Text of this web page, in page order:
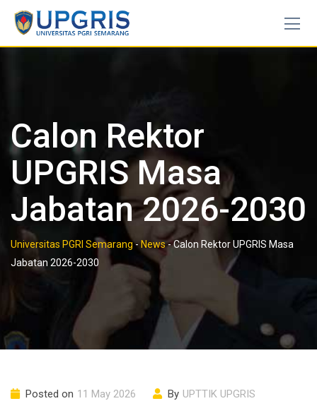
Calon Rektor
UPGRIS Masa
Jabatan 2026-2030
Universitas PGRI Semarang- News-Calon Rektor UPGRIS Masa
Jabatan 2026-2030
Posted on 11 May 2026 By UPTTIK UPGRIS